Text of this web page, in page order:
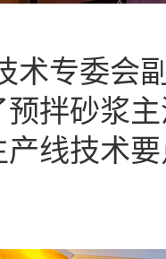
专委会
拌砂浆
线技术